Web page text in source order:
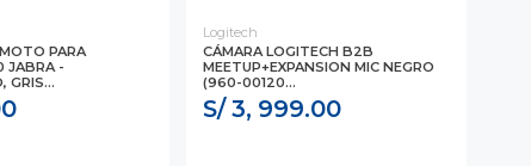
PARA
JABRA -
GRIS...
Logitech
CÁMARA LOGITECH B2B
MEETUP+EXPANSION MIC NEGRO
(960-00120...
S/ 3, 999.00